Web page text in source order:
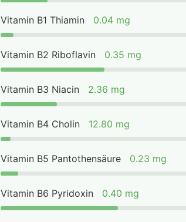
Vitamin B1 Thiamin 0.04 mg
Vitamin B2 Riboflavin 0.35 mg
Vitamin B3 Niacin 2.36 mg
Vitamin B4 Cholin 12.80 mg
Vitamin B5 Pantothensäure 0.23 mg
Vitamin B6 Pyridoxin 0.40 mg